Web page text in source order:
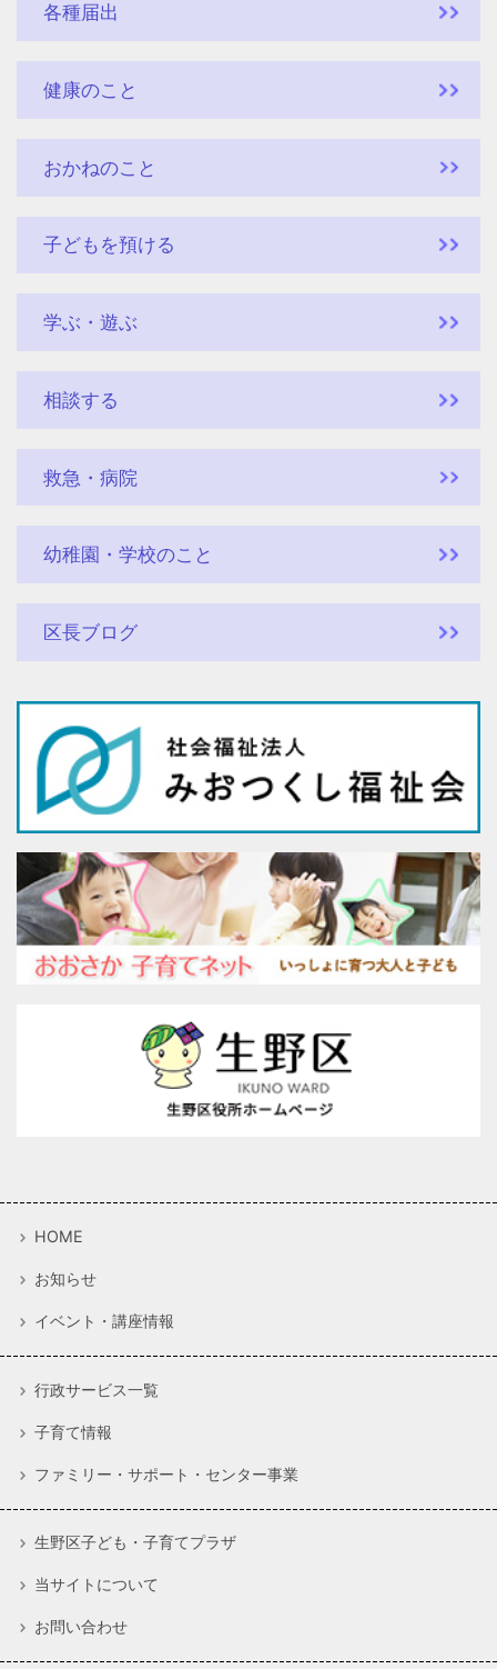
各種届出
健康のこと
おかねのこと
子どもを預ける
学ぶ・遊ぶ
相談する
救急・病院
幼稚園・学校のこと
区長ブログ
HOME
お知らせ
イベント・講座情報
行政サービス一覧
子育て情報
ファミリー・サポート・センター事業
生野区子ども・子育てプラザ
当サイトについて
お問い合わせ